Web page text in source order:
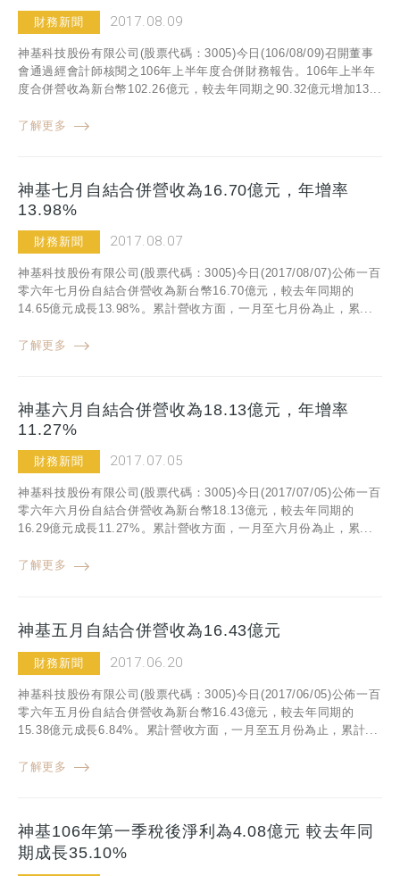
財務新聞 2017.08.09
神基科技股份有限公司(股票代碼：3005)今日(106/08/09)召開董事
會通過經會計師核閱之106年上半年度合併財務報告。106年上半年
度合併營收為新台幣102.26億元，較去年同期之90.32億元增加13...
了解更多
神基七月自結合併營收為16.70億元，年增率
13.98%
財務新聞 2017.08.07
神基科技股份有限公司(股票代碼：3005)今日(2017/08/07)公佈一百
零六年七月份自結合併營收為新台幣16.70億元，較去年同期的
14.65億元成長13.98%。累計營收方面，一月至七月份為止，累...
了解更多
神基六月自結合併營收為18.13億元，年增率
11.27%
財務新聞 2017.07.05
神基科技股份有限公司(股票代碼：3005)今日(2017/07/05)公佈一百
零六年六月份自結合併營收為新台幣18.13億元，較去年同期的
16.29億元成長11.27%。累計營收方面，一月至六月份為止，累...
了解更多
神基五月自結合併營收為16.43億元
財務新聞 2017.06.20
神基科技股份有限公司(股票代碼：3005)今日(2017/06/05)公佈一百
零六年五月份自結合併營收為新台幣16.43億元，較去年同期的
15.38億元成長6.84%。累計營收方面，一月至五月份為止，累計...
了解更多
神基106年第一季稅後淨利為4.08億元 較去年同
期成長35.10%